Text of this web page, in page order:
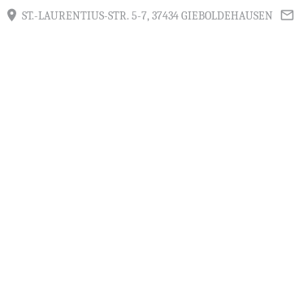
ST.-LAURENTIUS-STR. 5-7, 37434 GIEBOLDEHAUSEN